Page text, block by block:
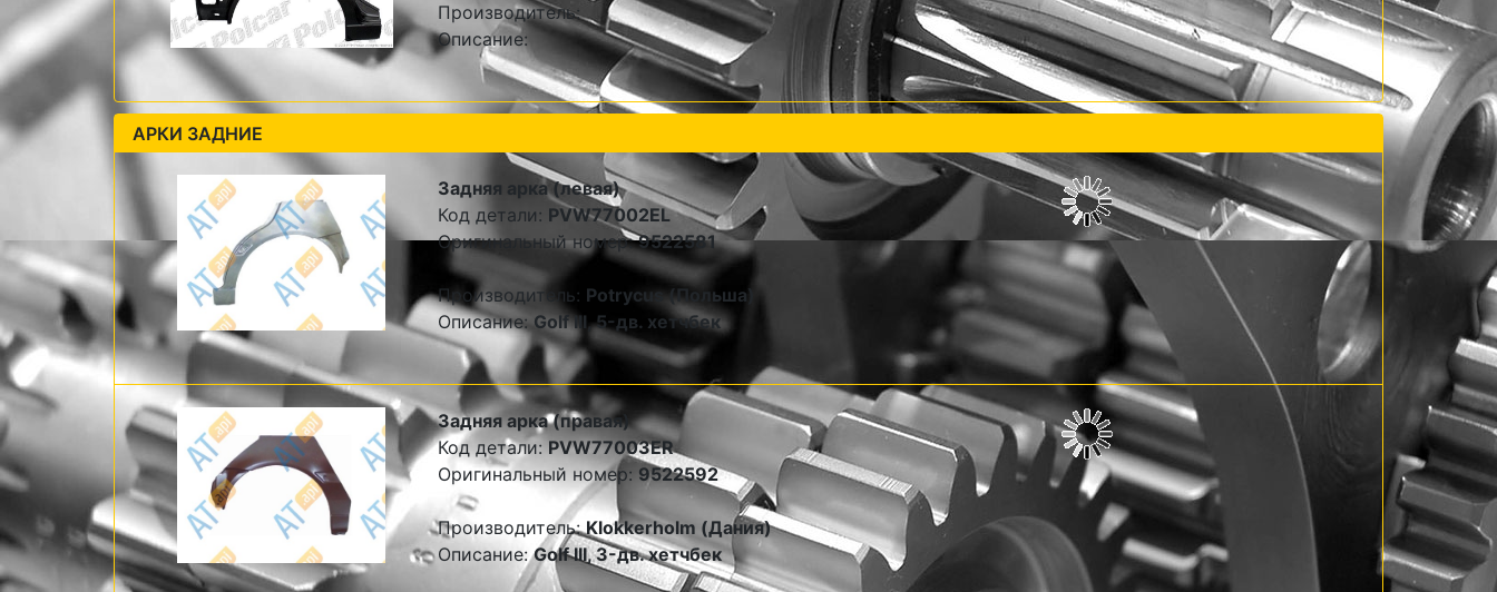
Производитель:
Описание:
АРКИ ЗАДНИЕ
Задняя арка (левая)
Код детали: PVW77002EL
Оригинальный номер:9522581
Производитель: Potrycus (Польша)
Описание: Golf III, 5-дв. хетчбек
Задняя арка (правая)
Код детали:PVW77003ER
Оригинальный номер: 9522592
Производитель:Klokkerholm (Дания)
Описание:Golf III, 3-дв. хетчбек